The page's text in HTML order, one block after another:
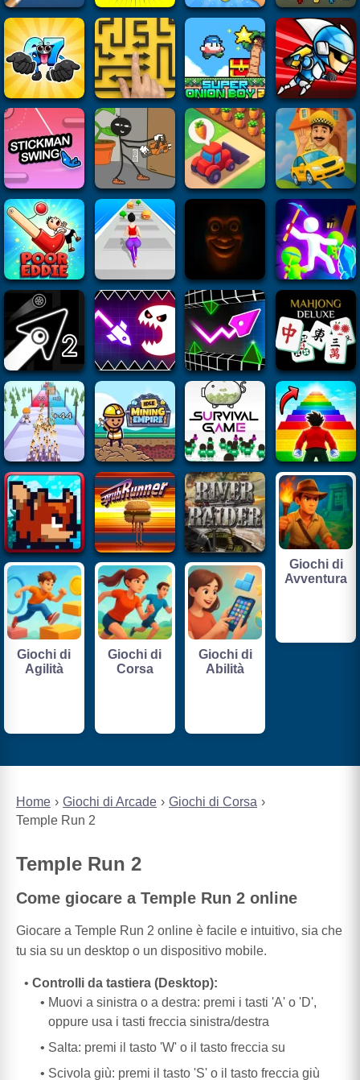
Home Giochi di Arcade
Giochi di Corsa
Temple Run 2
Temple Run 2
Come giocare a Temple Run 2 online
Giocare a Temple Run 2 online è facile e intuitivo, sia che
tu sia su un desktop o un dispositivo mobile.
Controlli da tastiera (Desktop):
Muovi a sinistra o a destra: premi i tasti 'A' o 'D',
oppure usa i tasti freccia sinistra/destra
Salta: premi il tasto 'W' o il tasto freccia su
Scivola giù: premi il tasto 'S' o il tasto freccia giù
Giochi di
Avventura
Giochi di
Agilità
Giochi di
Corsa
Giochi di
Abilità